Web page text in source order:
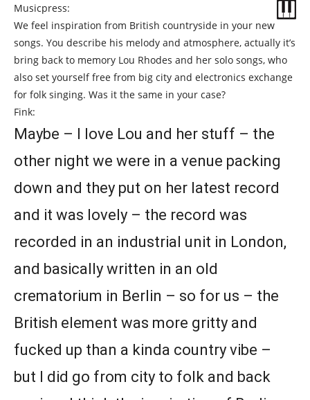
Musicpress:
We feel inspiration from British countryside in your new
songs. You describe his melody and atmosphere, actually it’s
bring back to memory Lou Rhodes and her solo songs, who
also set yourself free from big city and electronics exchange
for folk singing. Was it the same in your case?
Fink:
Maybe – I love Lou and her stuff – the
other night we were in a venue packing
down and they put on her latest record
and it was lovely – the record was
recorded in an industrial unit in London,
and basically written in an old
crematorium in Berlin – so for us – the
British element was more gritty and
fucked up than a kinda country vibe –
but I did go from city to folk and back